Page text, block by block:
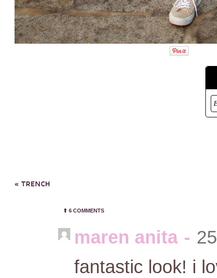
« TRENCH
⬆︎ 6 COMMENTS
maren anita -
fantastic look! i